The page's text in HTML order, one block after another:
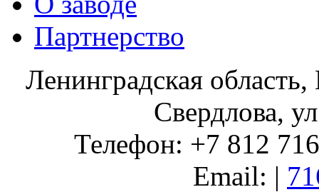
Партнерство
Ленинградская
Свердлова,
Телефон: +7 812
Email: |